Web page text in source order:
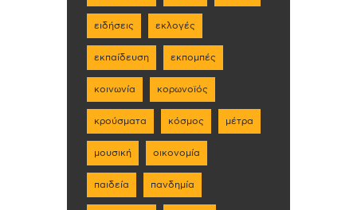
ειδήσεις εκλογές
εκπαίδευση εκπομπές
κοινωνία κορωνοϊός
κρούσματα κόσμος μέτρα
μουσική οικονομία
παιδεία πανδημία